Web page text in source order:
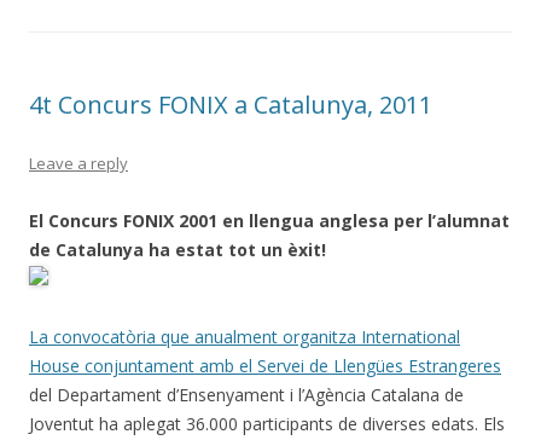
4t Concurs FONIX a Catalunya, 2011
Leave a reply
El Concurs FONIX 2001 en llengua anglesa per l’alumnat
de Catalunya ha estat tot un èxit!
La convocatòria que anualment organitza International
House conjuntament amb el Servei de Llengües Estrangeres
del Departament d’Ensenyament i l’Agència Catalana de
Joventut ha aplegat 36.000 participants de diverses edats. Els